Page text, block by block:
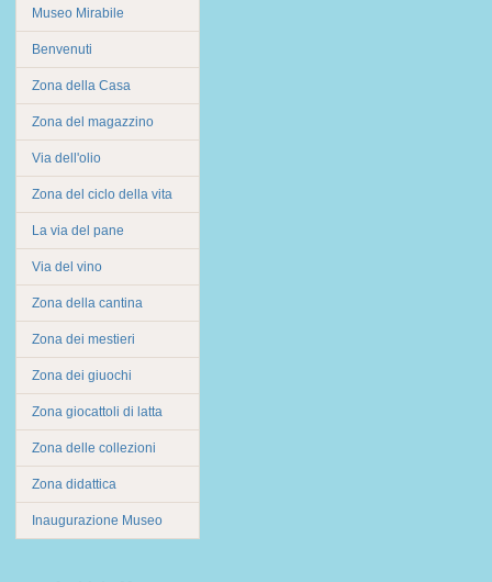
Museo Mirabile
Benvenuti
Zona della Casa
Zona del magazzino
Via dell'olio
Zona del ciclo della vita
La via del pane
Via del vino
Zona della cantina
Zona dei mestieri
Zona dei giuochi
Zona giocattoli di latta
Zona delle collezioni
Zona didattica
Inaugurazione Museo